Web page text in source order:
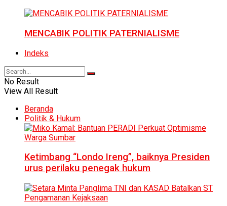
MENCABIK POLITIK PATERNIALISME
Indeks
No Result
View All Result
Beranda
Politik & Hukum
Ketimbang “Londo Ireng”, baiknya Presiden
urus perilaku penegak hukum